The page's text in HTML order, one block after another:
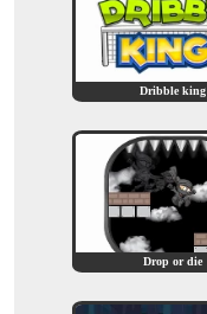
Dribble king
Drop or die